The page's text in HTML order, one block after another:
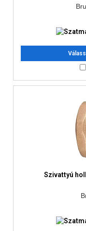
Szivattyú